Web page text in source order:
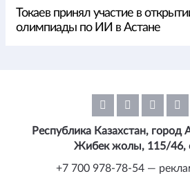
Токаев принял участие в
олимпиады по ИИ в Астане
Республика Казахстан, город
Жибек жолы, 115/46,
+7 700 978-78-54 —